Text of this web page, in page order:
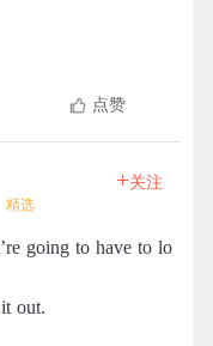
点赞
精选
+关注
going to have to lo
out.